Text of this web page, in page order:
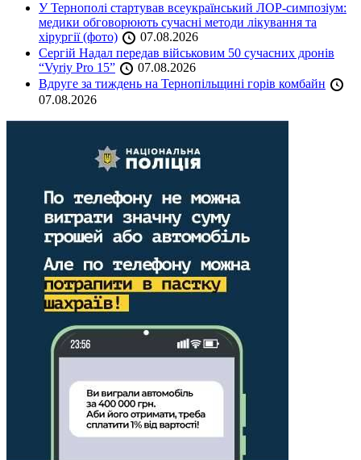
У Тернополі стартував всеукраїнський ЛОР-симпозіум:
медики обговорюють сучасні методи лікування та
хірургії (фото)
07.08.2026
Сергій Надал передав військовим 50 сучасних дронів
“Vyriy Pro 15”
07.08.2026
Вдруге за тиждень на Тернопільщині горів комбайн
07.08.2026